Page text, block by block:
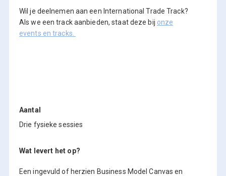
Wil je deelnemen aan een International Trade Track?
Als we een track aanbieden, staat deze bij onze
events en tracks.
Aantal
Drie fysieke sessies
Wat levert het op?
Een ingevuld of herzien Business Model Canvas en